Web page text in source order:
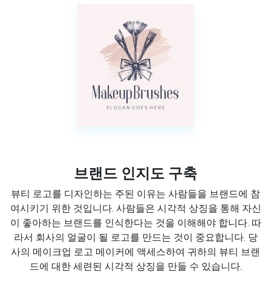
브랜드 인지도 구축
뷰티 로고를 디자인하는 주된 이유는 사람들을 브랜드에 참
여시키기 위한 것입니다. 사람들은 시각적 상징을 통해 자신
이 좋아하는 브랜드를 인식한다는 것을 이해해야 합니다. 따
라서 회사의 얼굴이 될 로고를 만드는 것이 중요합니다. 당
사의 메이크업 로고 메이커에 액세스하여 귀하의 뷰티 브랜
드에 대한 세련된 시각적 상징을 만들 수 있습니다.